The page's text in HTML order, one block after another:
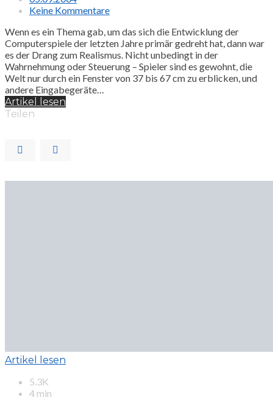
Keine Kommentare
Wenn es ein Thema gab, um das sich die Entwicklung der
Computerspiele der letzten Jahre primär gedreht hat, dann war
es der Drang zum Realismus. Nicht unbedingt in der
Wahrnehmung oder Steuerung – Spieler sind es gewohnt, die
Welt nur durch ein Fenster von 37 bis 67 cm zu erblicken, und
andere Eingabegeräte…
Artikel lesen
Teilen
Artikel lesen
5.3K
4 min